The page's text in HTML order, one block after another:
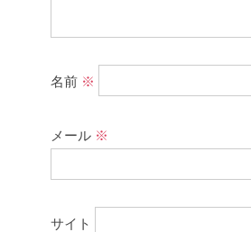
名前 ※
メール ※
サイト